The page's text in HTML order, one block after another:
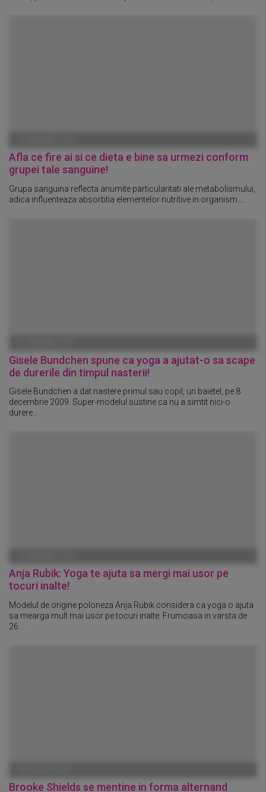
Afla ce fire ai si ce dieta e bine sa urmezi conform
grupei tale sanguine!
Grupa sanguina reflecta anumite particularitati ale metabolismului,
adica influenteaza absorbtia elementelor nutritive in organism....
Gisele Bundchen spune ca yoga a ajutat-o sa scape
de durerile din timpul nasterii!
Gisele Bundchen a dat nastere primul sau copil, un baietel, pe 8
decembrie 2009. Super-modelul sustine ca nu a simtit nici-o
durere...
Anja Rubik: Yoga te ajuta sa mergi mai usor pe
tocuri inalte!
Modelul de origine poloneza Anja Rubik considera ca yoga o ajuta
sa mearga mult mai usor pe tocuri inalte. Frumoasa in varsta de
26...
Brooke Shields se mentine in forma alternand